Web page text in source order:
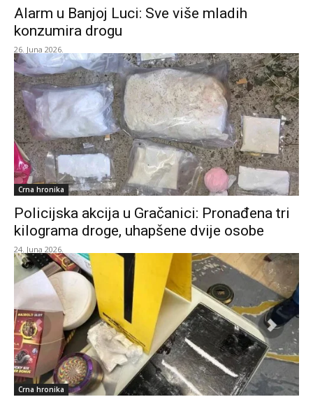
Alarm u Banjoj Luci: Sve više mladih
konzumira drogu
26. Juna 2026.
Crna hronika
Policijska akcija u Gračanici: Pronađena tri
kilograma droge, uhapšene dvije osobe
24. Juna 2026.
Crna hronika